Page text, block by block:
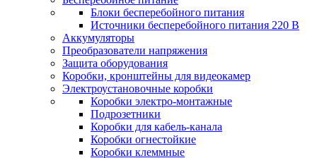
Блоки бесперебойного питания
Источники бесперебойного питания 220 В
Аккумуляторы
Преобразователи напряжения
Защита оборудования
Коробки, кронштейны для видеокамер
Электроустановочные коробки
Коробки электро-монтажные
Подрозетники
Коробки для кабель-канала
Коробки огнестойкие
Коробки клеммные